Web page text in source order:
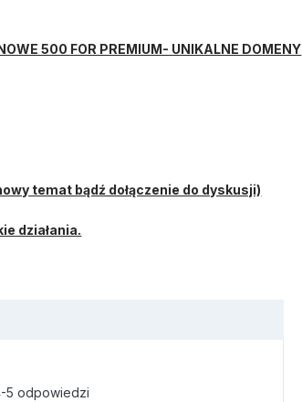
500 FOR PREMIUM- UNIKALNE DOMENY
temat bądź dołączenie do dyskusji)
działania.
5 odpowiedzi